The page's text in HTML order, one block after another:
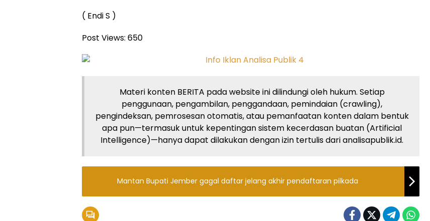
( Endi S )
Post Views: 650
Materi konten BERITA pada website ini dilindungi oleh hukum. Setiap
penggunaan, pengambilan, penggandaan, pemindaian (crawling),
pengindeksan, pemrosesan otomatis, atau pemanfaatan konten dalam bentuk
apa pun—termasuk untuk kepentingan sistem kecerdasan buatan (Artificial
Intelligence)—hanya dapat dilakukan dengan izin tertulis dari analisapublik.id.
Mantan Bupati Jember gagal daftar jelang akhir pendaftaran pilkada